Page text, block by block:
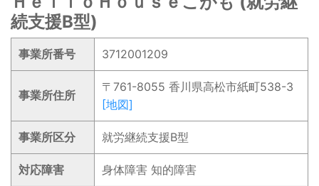
続支援B型)
事業所番号 3712001209
事業所住所
〒761-8055 香川県高松市紙町538-3
[地図]
事業所区分 就労継続支援B型
対応障害 身体障害 知的障害